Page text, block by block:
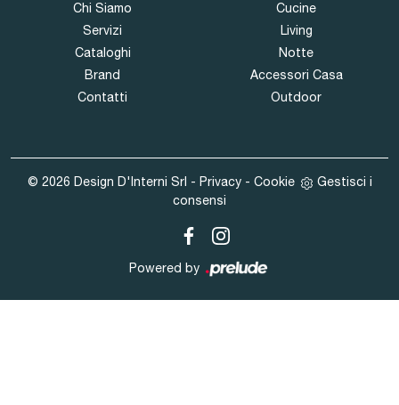
Chi Siamo
Servizi
Cataloghi
Brand
Contatti
Cucine
Living
Notte
Accessori Casa
Outdoor
© 2026 Design D'Interni Srl - Privacy- Cookie
Gestisci i
consensi
Powered by